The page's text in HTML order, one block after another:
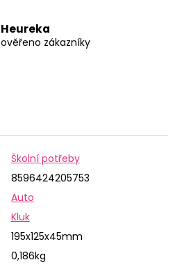
Heureka
ověřeno zákazníky
Školní potřeby
8596424205753
Auto
Kluk
195x125x45mm
0,186kg